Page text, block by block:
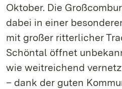
Oktober. Die
dabei in einer
mit großer ritterlicher
Schöntal öffnet
wie weitreichend
– dank der guten